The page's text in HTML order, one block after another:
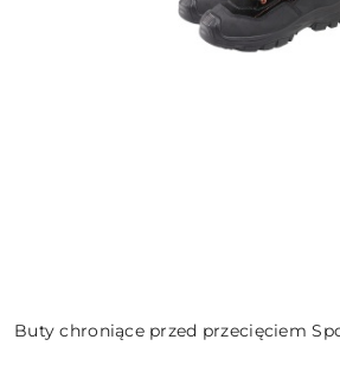
Buty chroniące przed przecięciem